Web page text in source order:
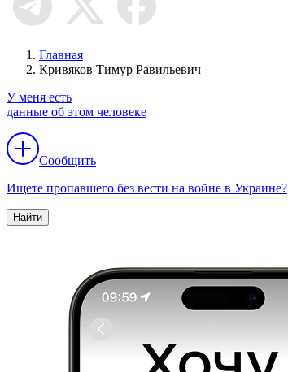
Главная
Кривяков Тимур Равильевич
У меня есть
данные об этом человеке
Сообщить
Ищете пропавшего без вести на войне в Украине?
Найти